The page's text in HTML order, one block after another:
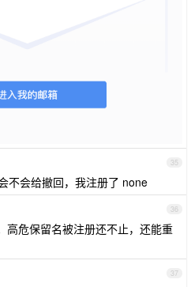
35
不会给撤回，我注册了 none
36
高危保留名被注册还不止，还能重
37